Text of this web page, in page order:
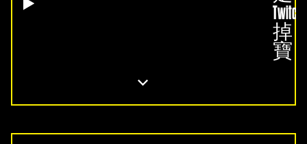
Twitch
掉
寶